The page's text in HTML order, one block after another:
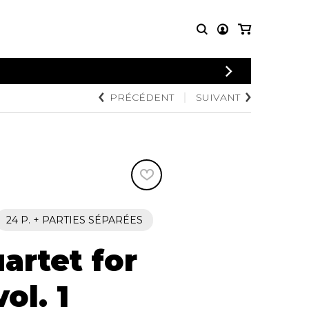
CONNEXION
PARTITIONS
POUR
Quatuor de saxophones
AUTRES
PRODUITS
Disques compacts et
DVDs
PRÉCÉDENT SUIVANT
24 P. + PARTIES SÉPARÉES
for
1